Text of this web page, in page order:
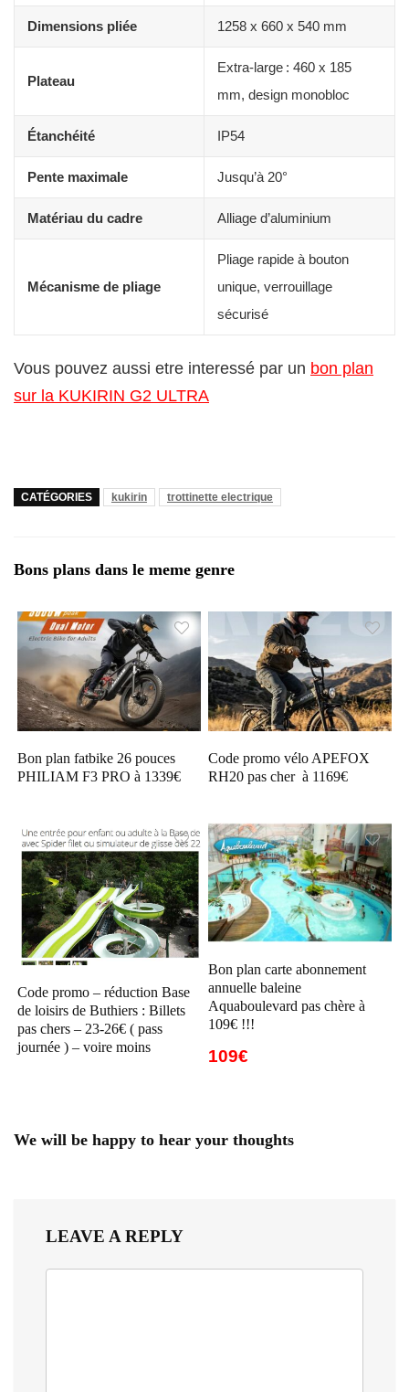
Dimensions pliée 1258 x 660 x 540 mm
Plateau
Extra-large : 460 x 185
mm, design monobloc
Étanchéité IP54
Pente maximale Jusqu’à 20°
Matériau du cadre Alliage d’aluminium
Mécanisme de pliage
Pliage rapide à bouton
unique, verrouillage
sécurisé
Vous pouvez aussi etre interessé par un bon plan
sur la KUKIRIN G2 ULTRA
CATÉGORIES kukirin trottinette electrique
Bons plans dans le meme genre
Bon plan fatbike 26 pouces
PHILIAM F3 PRO à 1339€
Code promo vélo APEFOX
RH20 pas cher à 1169€
Code promo – réduction Base
de loisirs de Buthiers : Billets
pas chers – 23-26€ ( pass
journée ) – voire moins
Bon plan carte abonnement
annuelle baleine
Aquaboulevard pas chère à
109€ !!!
109€
We will be happy to hear your thoughts
LEAVE A REPLY